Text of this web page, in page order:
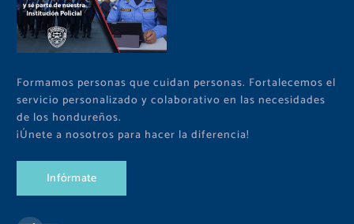
Formamos personas que cuidan personas. Fortalecemos el
servicio personalizado y colaborativo en las necesidades
de los hondureños.
¡Únete a nosotros para hacer la diferencia!
Infórmate